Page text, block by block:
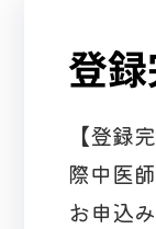
登
【登録
際中医
お申込